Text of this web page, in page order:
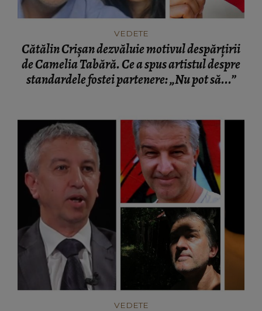
VEDETE
Cătălin Crișan dezvăluie motivul despărțirii
de Camelia Tabără. Ce a spus artistul despre
standardele fostei partenere: „Nu pot să...”
VEDETE